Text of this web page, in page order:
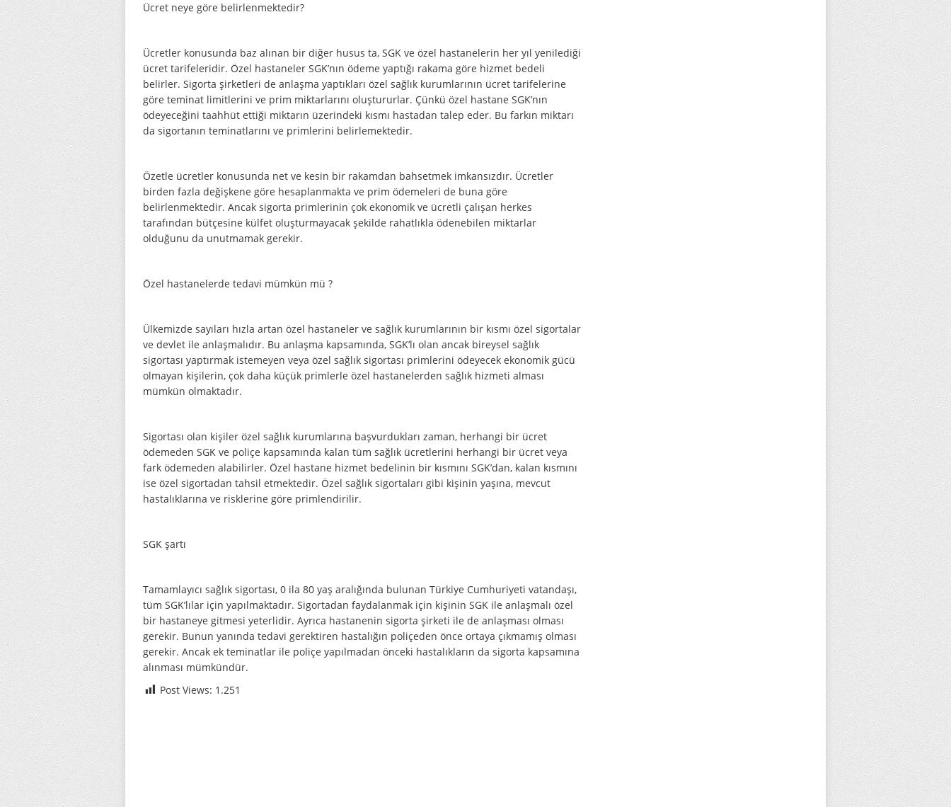
Ücret neye göre belirlenmektedir?
Ücretler konusunda baz alınan bir diğer husus ta, SGK ve özel hastanelerin her yıl yenilediği
ücret tarifeleridir. Özel hastaneler SGK’nın ödeme yaptığı rakama göre hizmet bedeli
belirler. Sigorta şirketleri de anlaşma yaptıkları özel sağlık kurumlarının ücret tarifelerine
göre teminat limitlerini ve prim miktarlarını oluştururlar. Çünkü özel hastane SGK’nın
ödeyeceğini taahhüt ettiği miktarın üzerindeki kısmı hastadan talep eder. Bu farkın miktarı
da sigortanın teminatlarını ve primlerini belirlemektedir.
Özetle ücretler konusunda net ve kesin bir rakamdan bahsetmek imkansızdır. Ücretler
birden fazla değişkene göre hesaplanmakta ve prim ödemeleri de buna göre
belirlenmektedir. Ancak sigorta primlerinin çok ekonomik ve ücretli çalışan herkes
tarafından bütçesine külfet oluşturmayacak şekilde rahatlıkla ödenebilen miktarlar
olduğunu da unutmamak gerekir.
Özel hastanelerde tedavi mümkün mü ?
Ülkemizde sayıları hızla artan özel hastaneler ve sağlık kurumlarının bir kısmı özel sigortalar
ve devlet ile anlaşmalıdır. Bu anlaşma kapsamında, SGK’lı olan ancak bireysel sağlık
sigortası yaptırmak istemeyen veya özel sağlık sigortası primlerini ödeyecek ekonomik gücü
olmayan kişilerin, çok daha küçük primlerle özel hastanelerden sağlık hizmeti alması
mümkün olmaktadır.
Sigortası olan kişiler özel sağlık kurumlarına başvurdukları zaman, herhangi bir ücret
ödemeden SGK ve poliçe kapsamında kalan tüm sağlık ücretlerini herhangi bir ücret veya
fark ödemeden alabilirler. Özel hastane hizmet bedelinin bir kısmını SGK’dan, kalan kısmını
ise özel sigortadan tahsil etmektedir. Özel sağlık sigortaları gibi kişinin yaşına, mevcut
hastalıklarına ve risklerine göre primlendirilir.
SGK şartı
Tamamlayıcı sağlık sigortası, 0 ila 80 yaş aralığında bulunan Türkiye Cumhuriyeti vatandaşı,
tüm SGK’lılar için yapılmaktadır. Sigortadan faydalanmak için kişinin SGK ile anlaşmalı özel
bir hastaneye gitmesi yeterlidir. Ayrıca hastanenin sigorta şirketi ile de anlaşması olması
gerekir. Bunun yanında tedavi gerektiren hastalığın poliçeden önce ortaya çıkmamış olması
gerekir. Ancak ek teminatlar ile poliçe yapılmadan önceki hastalıkların da sigorta kapsamına
alınması mümkündür.
Post Views: 1.251